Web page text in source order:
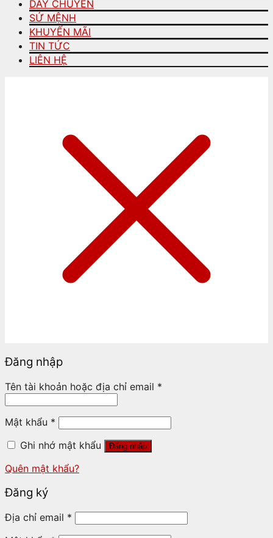
DÂY CHUYỀN
SỨ MỆNH
KHUYẾN MÃI
TIN TỨC
LIÊN HỆ
Đăng nhập
Tên tài khoản hoặc địa chỉ email *
Mật khẩu *
Ghi nhớ mật khẩu
Đăng nhập
Quên mật khẩu?
Đăng ký
Địa chỉ email *